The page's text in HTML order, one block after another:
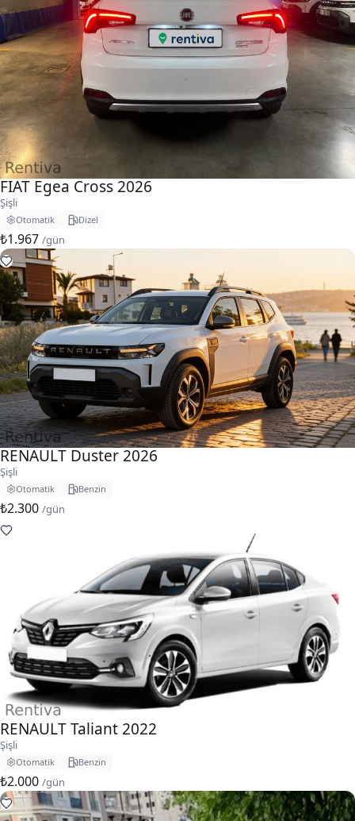
FIAT Egea Cross 2026
Şişli
Otomatik Dizel
₺1.967 /gün
RENAULT Duster 2026
Şişli
Otomatik Benzin
₺2.300 /gün
RENAULT Taliant 2022
Şişli
Otomatik Benzin
₺2.000 /gün